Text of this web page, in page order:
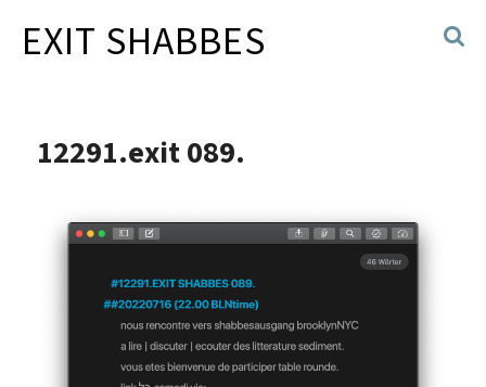
EXIT SHABBES
12291.exit 089.